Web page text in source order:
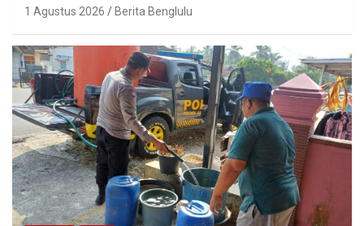
1 Agustus 2026 Berita Benglulu